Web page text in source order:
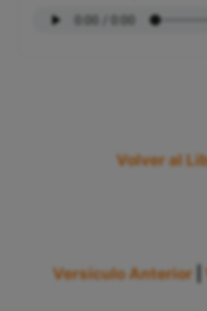
Volver al
Versículo Anterior